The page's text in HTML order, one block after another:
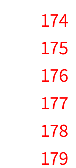
174
175
176
177
178
179